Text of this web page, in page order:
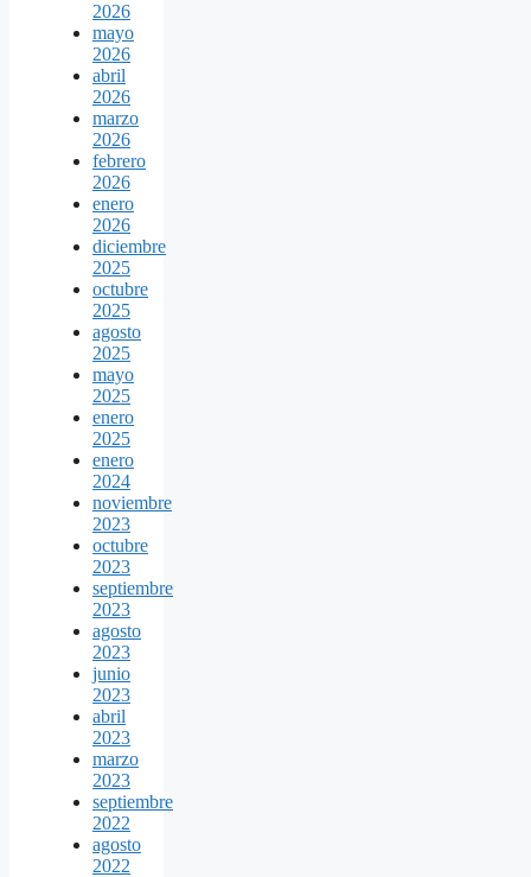
2026
mayo
2026
abril
2026
marzo
2026
febrero
2026
enero
2026
diciembre
2025
octubre
2025
agosto
2025
mayo
2025
enero
2025
enero
2024
noviembre
2023
octubre
2023
septiembre
2023
agosto
2023
junio
2023
abril
2023
marzo
2023
septiembre
2022
agosto
2022